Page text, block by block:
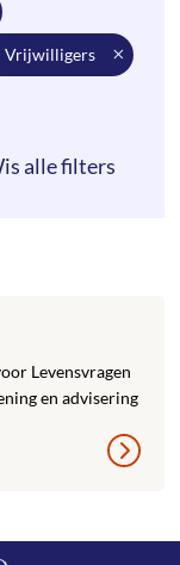
vrijwilligers
Levensvragen
en advisering